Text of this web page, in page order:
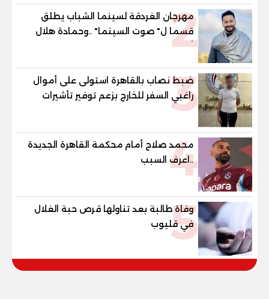
2
مهرجان الغردقة لسينما الشباب يطلق
قسما ل" صوت السينما" ..وحمادة هلال
أول المكرمين
3
ضبط نصاب بالقاهرة استولى على أموال
راغبي السفر للخارج بزعم توفير تأشيرات
4
محمد صلاح أمام محكمة القاهرة الجديدة
..اعرف السبب
5
وفاة طالبة بعد تناولها قرص حبة الغلال
في قليوب